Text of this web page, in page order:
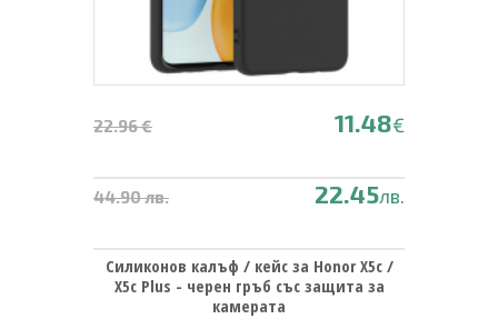
22.96 € 11.48€
44.90 лв. 22.45лв.
Силиконов калъф / кейс за Honor X5c /
X5c Plus - черен гръб със защита за
камерата